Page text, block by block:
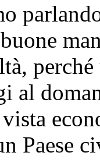
perché
al
Paese